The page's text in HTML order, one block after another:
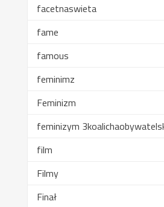
facetnaswieta
fame
famous
feminimz
Feminizm
feminizym
film
Filmy
Finał